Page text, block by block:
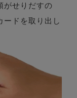
がせりだすの
ードを取り出し